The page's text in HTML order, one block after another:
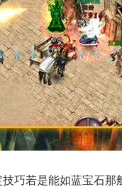
巧若是能如蓝宝石那